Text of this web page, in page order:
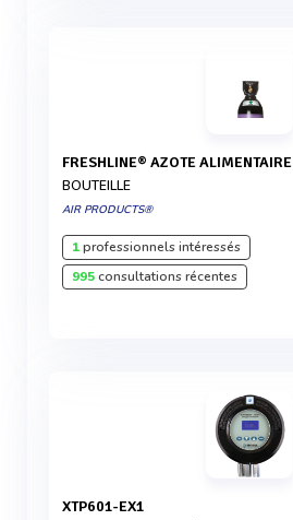
FRESHLINE® AZOTE ALIMENTAIRE
BOUTEILLE
AIR PRODUCTS®
1professionnels intéressés
995consultations récentes
XTP601-EX1